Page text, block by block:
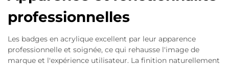
professionnelles
Les badges en acrylique excellent par leur apparence
professionnelle et soignée, ce qui rehausse l'image de
marque et l'expérience utilisateur. La finition naturellement